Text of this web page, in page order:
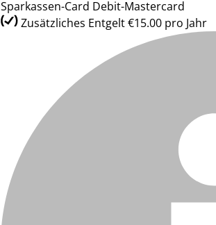
Sparkassen-Card Debit-Mastercard
Zusätzliches Entgelt €15.00 pro Jahr